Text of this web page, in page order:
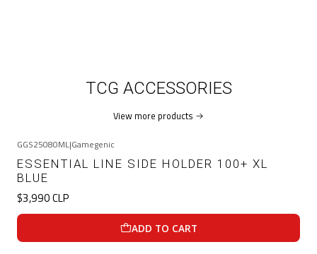
TCG ACCESSORIES
View more products
GGS25080ML|Gamegenic
ESSENTIAL LINE SIDE HOLDER 100+ XL
BLUE
$3,990 CLP
ADD TO CART